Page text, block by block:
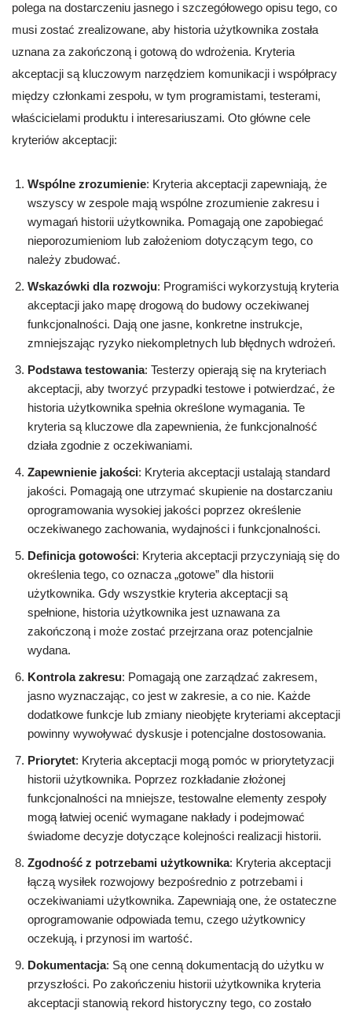
polega na dostarczeniu jasnego i szczegółowego opisu tego, co
musi zostać zrealizowane, aby historia użytkownika została
uznana za zakończoną i gotową do wdrożenia. Kryteria
akceptacji są kluczowym narzędziem komunikacji i współpracy
między członkami zespołu, w tym programistami, testerami,
właścicielami produktu i interesariuszami. Oto główne cele
kryteriów akceptacji:
Wspólne zrozumienie: Kryteria akceptacji zapewniają, że
wszyscy w zespole mają wspólne zrozumienie zakresu i
wymagań historii użytkownika. Pomagają one zapobiegać
nieporozumieniom lub założeniom dotyczącym tego, co
należy zbudować.
Wskazówki dla rozwoju: Programiści wykorzystują kryteria
akceptacji jako mapę drogową do budowy oczekiwanej
funkcjonalności. Dają one jasne, konkretne instrukcje,
zmniejszając ryzyko niekompletnych lub błędnych wdrożeń.
Podstawa testowania: Testerzy opierają się na kryteriach
akceptacji, aby tworzyć przypadki testowe i potwierdzać, że
historia użytkownika spełnia określone wymagania. Te
kryteria są kluczowe dla zapewnienia, że funkcjonalność
działa zgodnie z oczekiwaniami.
Zapewnienie jakości: Kryteria akceptacji ustalają standard
jakości. Pomagają one utrzymać skupienie na dostarczaniu
oprogramowania wysokiej jakości poprzez określenie
oczekiwanego zachowania, wydajności i funkcjonalności.
Definicja gotowości: Kryteria akceptacji przyczyniają się do
określenia tego, co oznacza „gotowe” dla historii
użytkownika. Gdy wszystkie kryteria akceptacji są
spełnione, historia użytkownika jest uznawana za
zakończoną i może zostać przejrzana oraz potencjalnie
wydana.
Kontrola zakresu: Pomagają one zarządzać zakresem,
jasno wyznaczając, co jest w zakresie, a co nie. Każde
dodatkowe funkcje lub zmiany nieobjęte kryteriami akceptacji
powinny wywoływać dyskusje i potencjalne dostosowania.
Priorytet: Kryteria akceptacji mogą pomóc w priorytetyzacji
historii użytkownika. Poprzez rozkładanie złożonej
funkcjonalności na mniejsze, testowalne elementy zespoły
mogą łatwiej ocenić wymagane nakłady i podejmować
świadome decyzje dotyczące kolejności realizacji historii.
Zgodność z potrzebami użytkownika: Kryteria akceptacji
łączą wysiłek rozwojowy bezpośrednio z potrzebami i
oczekiwaniami użytkownika. Zapewniają one, że ostateczne
oprogramowanie odpowiada temu, czego użytkownicy
oczekują, i przynosi im wartość.
Dokumentacja: Są one cenną dokumentacją do użytku w
przyszłości. Po zakończeniu historii użytkownika kryteria
akceptacji stanowią rekord historyczny tego, co zostało